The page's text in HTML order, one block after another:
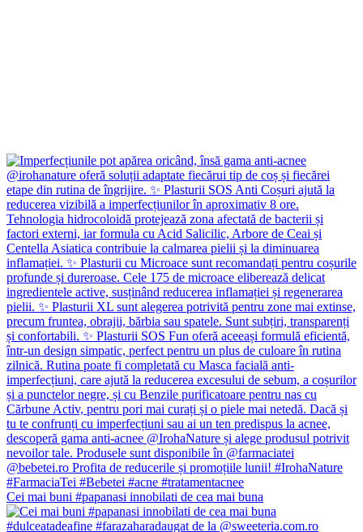
Cei mai buni #papanasi innobilati de cea mai buna